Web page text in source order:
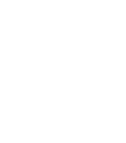
ab,
von rund 1,0
im
damit
weitere